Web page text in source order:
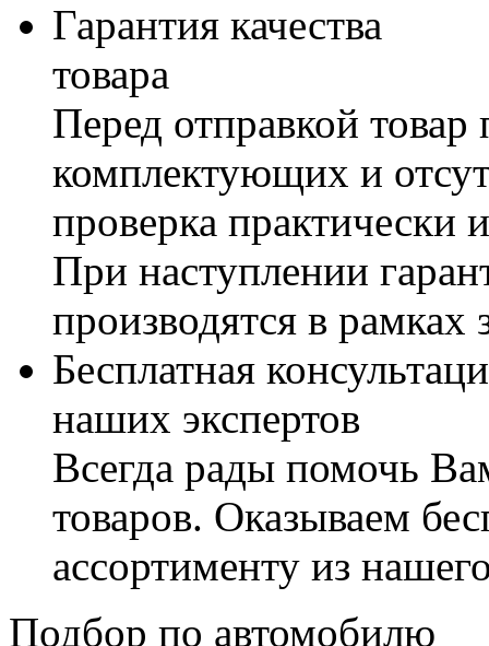
Гарантия качества
товара
Перед отправкой товар
комплектующих и
проверка практически
При наступлении
производятся в рамках
Бесплатная
наших экспертов
Всегда рады помочь
товаров. Оказываем
ассортименту из
Подбор по автомобилю